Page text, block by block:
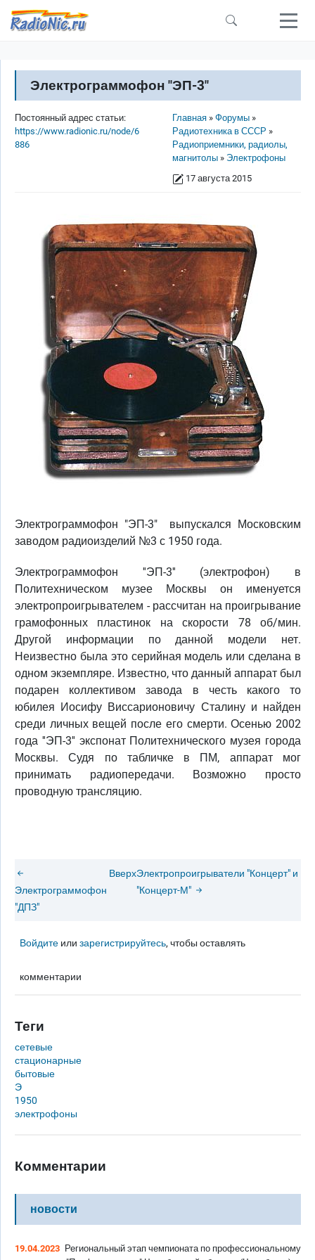
Перейти к основному содержанию
Электрограммофон "ЭП-3"
Строка навигации
Главная
Форумы
Радиотехника в СССР
Радиоприемники, радиолы,
магнитолы
Электрофоны
17 августа 2015
Постоянный адрес статьи:
https://www.radionic.ru/node/6
886
Электрограммофон "ЭП-3" выпускался Московским
заводом радиоизделий №3 с 1950 года.
Электрограммофон ''ЭП-3'' (электрофон) в
Политехническом музее Москвы он именуется
электропроигрывателем - рассчитан на проигрывание
грамофонных пластинок на скорости 78 об/мин.
Другой информации по данной модели нет.
Неизвестно была это серийная модель или сделана в
одном экземпляре. Известно, что данный аппарат был
подарен коллективом завода в честь какого то
юбилея Иосифу Виссарионовичу Сталину и найден
среди личных вещей после его смерти. Осенью 2002
года ''ЭП-3'' экспонат Политехнического музея города
Москвы. Судя по табличке в ПМ, аппарат мог
принимать радиопередачи. Возможно просто
проводную трансляцию.
Электрограммофон
"ДПЗ"
ВверхЭлектропроигрыватели "Концерт" и
"Концерт-М"
Войдите илизарегистрируйтесь, чтобы оставлять
комментарии
Теги
сетевые
стационарные
бытовые
Э
1950
электрофоны
Комментарии
новости
19.04.2023 Региональный этап чемпионата по профессиональному